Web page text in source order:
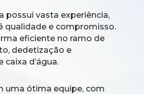
possui vasta experiência,
qualidade e compromisso.
eficiente no ramo de
dedetização e
caixa d’água.
uma ótima equipe, com